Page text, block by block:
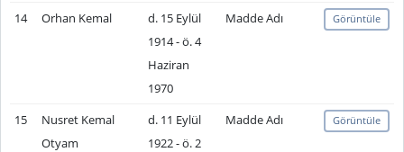
14 Orhan Kemal
d. 15 Eylül
1914 - ö. 4
Haziran
1970
Madde Adı Görüntüle
15
Nusret Kemal
Otyam
d. 11 Eylül
1922 - ö. 2
Madde Adı Görüntüle